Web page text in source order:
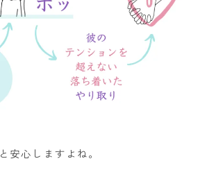
と安心しますよね。